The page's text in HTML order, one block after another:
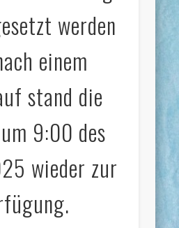
werden
einem
stand die
9:00 des
wieder zur